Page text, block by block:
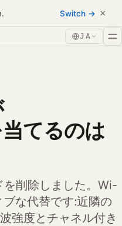
Switch → ×
JA
てるのは
削除しました。Wi-
な代替です:近隣の
強度とチャネル付き